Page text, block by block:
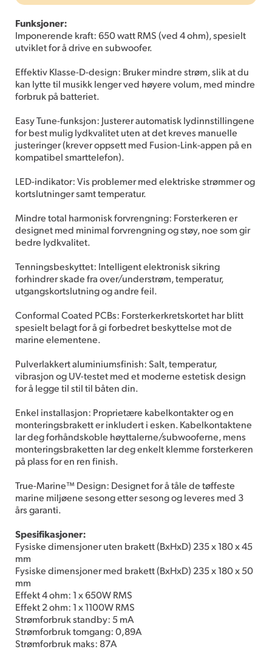
Funksjoner:
Imponerende kraft: 650 watt RMS (ved 4 ohm), spesielt
utviklet for å drive en subwoofer.
Effektiv Klasse-D-design: Bruker mindre strøm, slik at du
kan lytte til musikk lenger ved høyere volum, med mindre
forbruk på batteriet.
Easy Tune-funksjon: Justerer automatisk lydinnstillingene
for best mulig lydkvalitet uten at det kreves manuelle
justeringer (krever oppsett med Fusion-Link-appen på en
kompatibel smarttelefon).
LED-indikator: Vis problemer med elektriske strømmer og
kortslutninger samt temperatur.
Mindre total harmonisk forvrengning: Forsterkeren er
designet med minimal forvrengning og støy, noe som gir
bedre lydkvalitet.
Tenningsbeskyttet: Intelligent elektronisk sikring
forhindrer skade fra over/understrøm, temperatur,
utgangskortslutning og andre feil.
Conformal Coated PCBs: Forsterkerkretskortet har blitt
spesielt belagt for å gi forbedret beskyttelse mot de
marine elementene.
Pulverlakkert aluminiumsfinish: Salt, temperatur,
vibrasjon og UV-testet med et moderne estetisk design
for å legge til stil til båten din.
Enkel installasjon: Proprietære kabelkontakter og en
monteringsbrakett er inkludert i esken. Kabelkontaktene
lar deg forhåndskoble høyttalerne/subwooferne, mens
monteringsbraketten lar deg enkelt klemme forsterkeren
på plass for en ren finish.
True-Marine™ Design: Designet for å tåle de tøffeste
marine miljøene sesong etter sesong og leveres med 3
års garanti.
Spesifikasjoner:
Fysiske dimensjoner uten brakett (BxHxD) 235 x 180 x 45
mm
Fysiske dimensjoner med brakett (BxHxD) 235 x 180 x 50
mm
Effekt 4 ohm: 1 x 650W RMS
Effekt 2 ohm: 1 x 1100W RMS
Strømforbruk standby: 5 mA
Strømforbruk tomgang: 0,89A
Strømforbruk maks: 87A